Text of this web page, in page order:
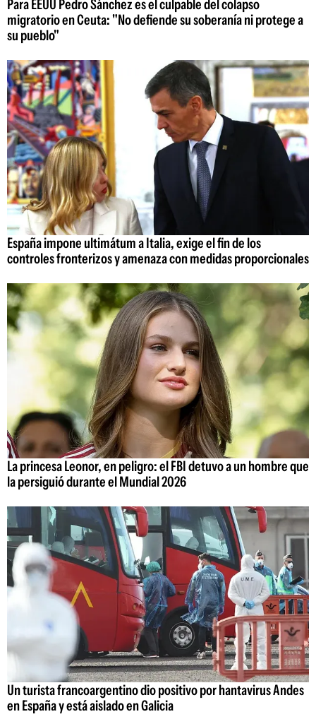
Para EEUU Pedro Sánchez es el culpable del colapso
migratorio en Ceuta: "No defiende su soberanía ni protege a
su pueblo"
España impone ultimátum a Italia, exige el fin de los
controles fronterizos y amenaza con medidas proporcionales
La princesa Leonor, en peligro: el FBI detuvo a un hombre que
la persiguió durante el Mundial 2026
Un turista francoargentino dio positivo por hantavirus Andes
en España y está aislado en Galicia